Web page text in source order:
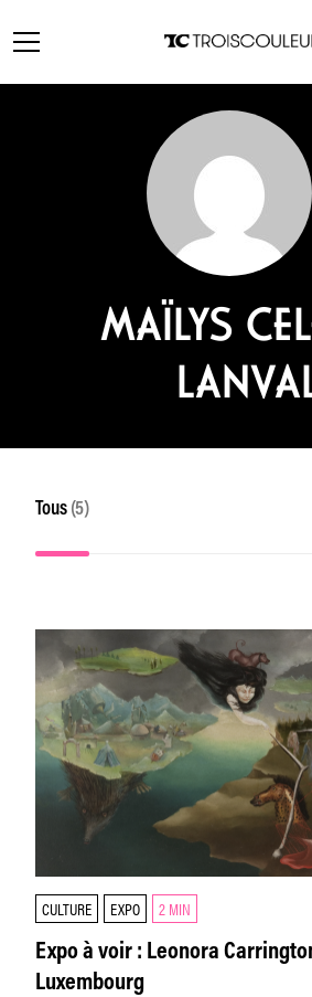
MAÏLYS
Tous (5)
CULTURE EXPO 2 MIN
Expo à voir : Leonora
Luxembourg